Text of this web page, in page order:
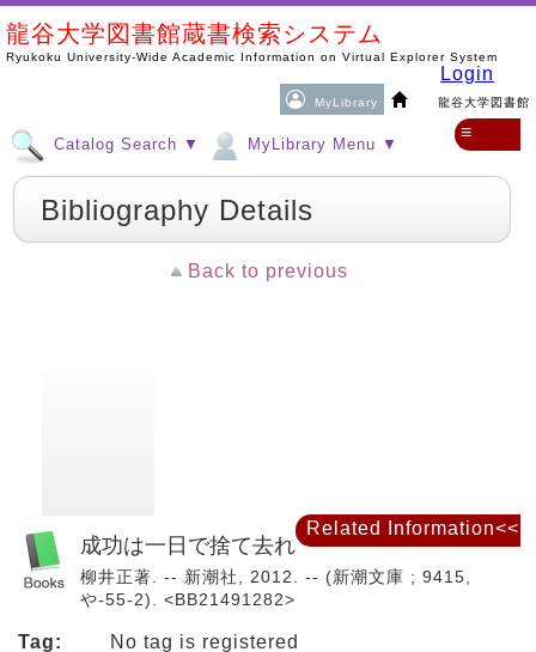
龍谷大学図書館蔵書検索システム
Ryukoku University-Wide Academic Information on Virtual Explorer System
MyLibrary 龍谷大学図書館
Login
Catalog Search ▼ MyLibrary Menu ▼
≡
Bibliography Details
Back to previous
成功は一日で捨て去れ
柳井正著. -- 新潮社, 2012. -- (新潮文庫 ; 9415,
や-55-2). <BB21491282>
Tag:
No tag is registered
Related Information<<